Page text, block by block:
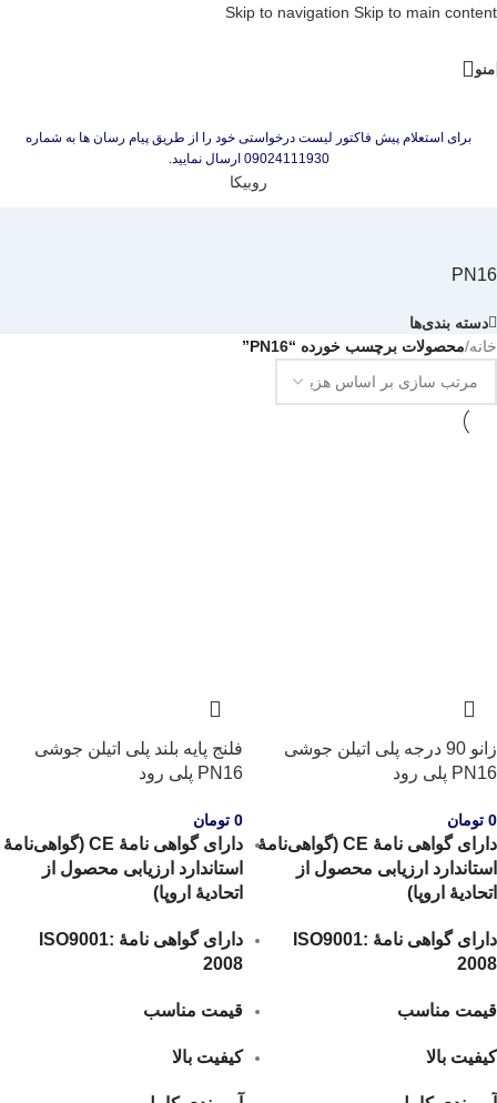
Skip to navigation Skip to main content
منو
برای استعلام پیش فاکتور لیست درخواستی خود را از طریق پیام رسان ها به شماره
09024111930 ارسال نمایید.
روبیکا
PN16
دسته بندی‌ها
خانه/محصولات برچسب خورده “PN16”
زانو 90 درجه پلی اتیلن جوشی
PN16 پلی رود
0 تومان
دارای گواهی نامۀ CE (گواهی‌نامۀ
استاندارد ارزیابی محصول از
اتحادیۀ اروپا)
دارای گواهی نامۀ ISO9001:
2008
قیمت مناسب
کیفیت بالا
فلنج پایه بلند پلی اتیلن جوشی
PN16 پلی رود
0 تومان
دارای گواهی نامۀ CE (گواهی‌نامۀ
استاندارد ارزیابی محصول از
اتحادیۀ اروپا)
دارای گواهی نامۀ ISO9001:
2008
قیمت مناسب
کیفیت بالا